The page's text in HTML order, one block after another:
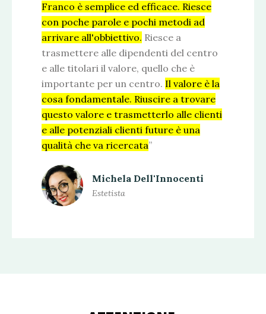
Franco è semplice ed efficace. Riesce
con poche parole e pochi metodi ad
arrivare all'obbiettivo. Riesce a
trasmettere alle dipendenti del centro
e alle titolari il valore, quello che è
importante per un centro. Il valore è la
cosa fondamentale. Riuscire a trovare
questo valore e trasmetterlo alle clienti
e alle potenziali clienti future è una
qualità che va ricercata”
Michela Dell'Innocenti
Estetista